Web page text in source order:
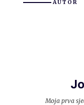
AUTOR
Moja prva